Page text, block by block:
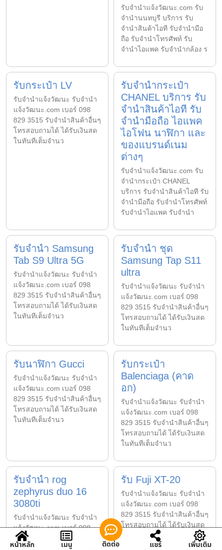
รับจํานําแจ้งวัฒนะ.com รับ
จำนำนนทบุรี บริการ รับ
จำนำสินค้าไอที รับจำนำมือ
ถือ รับจำนำโทรศัพท์ รับ
จำนำไอแพค รับจำนำกล้อง ร
รับกระเป๋า LV
รับจํานําแจ้งวัฒนะ รับจํานํา
แจ้งวัฒนะ.com เบอร์ 098
829 3515 รับจำนำสินค้าอื่นๆ
โทรสอบถามได้ ได้รับเงินสด
ในทันทีเต็มจำนว
รับจำนำกระเป๋า
CHANEL บริการ รับ
จำนำสินค้าไอที รับ
จำนำมือถือ ไอแพค
ไอโฟน นาฬิกา และ
ของแบรนด์เนม
ต่างๆ
รับจํานําแจ้งวัฒนะ.com รับ
จำนำกระเป๋า CHANEL
บริการ รับจำนำสินค้าไอที รับ
จำนำมือถือ รับจำนำโทรศัพท์
รับจำนำไอแพค รับจำนำ
รับจำนำ Samsung
Tab S9 Ultra 5G
รับจํานําแจ้งวัฒนะ รับจํานํา
แจ้งวัฒนะ.com เบอร์ 098
829 3515 รับจำนำสินค้าอื่นๆ
โทรสอบถามได้ ได้รับเงินสด
ในทันทีเต็มจำนว
รับจำนำ ชุด
Samsung Tap S11
ultra
รับจํานําแจ้งวัฒนะ รับจํานํา
แจ้งวัฒนะ.com เบอร์ 098
829 3515 รับจำนำสินค้าอื่นๆ
โทรสอบถามได้ ได้รับเงินสด
ในทันทีเต็มจำนว
รับนาฬิกา Gucci
รับจํานําแจ้งวัฒนะ รับจํานํา
แจ้งวัฒนะ.com เบอร์ 098
829 3515 รับจำนำสินค้าอื่นๆ
โทรสอบถามได้ ได้รับเงินสด
ในทันทีเต็มจำนว
รับกระเป๋า
Balenciaga (คาด
อก)
รับจํานําแจ้งวัฒนะ รับจํานํา
แจ้งวัฒนะ.com เบอร์ 098
829 3515 รับจำนำสินค้าอื่นๆ
โทรสอบถามได้ ได้รับเงินสด
ในทันทีเต็มจำนว
รับจำนำ rog
zephyrus duo 16
3080ti
รับจํานําแจ้งวัฒนะ รับจํานํา
แจ้งวัฒนะ.com เบอร์ 098
829 3515 รับจำนำสินค้าอื่นๆ
รับ Fuji XT-20
รับจํานําแจ้งวัฒนะ รับจํานํา
แจ้งวัฒนะ.com เบอร์ 098
829 3515 รับจำนำสินค้าอื่นๆ
โทรสอบถามได้ ได้รับเงินสด
ในทันทีเต็มจำนว
หน้าหลัก เมนู ติดต่อ แชร์ เพิ่มเติม